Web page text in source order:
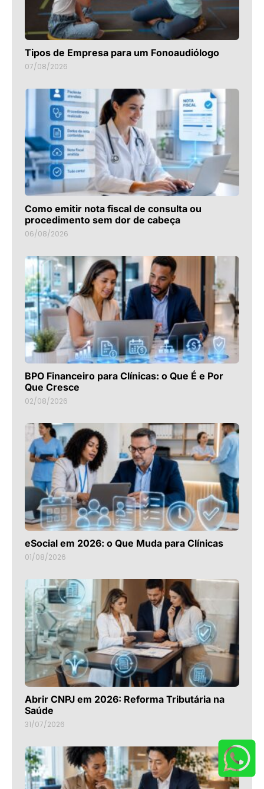
Tipos de Empresa para um Fonoaudiólogo
07/08/2026
Como emitir nota fiscal de consulta ou
procedimento sem dor de cabeça
06/08/2026
BPO Financeiro para Clínicas: o Que É e Por
Que Cresce
02/08/2026
eSocial em 2026: o Que Muda para Clínicas
01/08/2026
Abrir CNPJ em 2026: Reforma Tributária na
Saúde
31/07/2026